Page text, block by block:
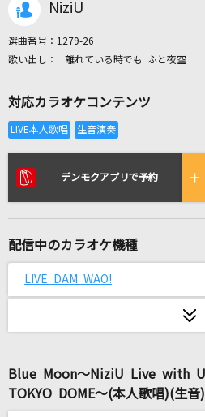
リアルタイムで歌われ
[生音]前前前世 (movie ver.)
M!LK
Eightopop!!!!!!!
米津玄師
NiziU
選曲番号： 1279-26
離れている時でも ふと夜空
対応カラオケコンテンツ
デンモクアプリで予約
配信中のカラオケ機種
LIVE DAM WAO!
Blue Moon～NiziU Live with
TOKYO DOME～(本人歌唱)(生